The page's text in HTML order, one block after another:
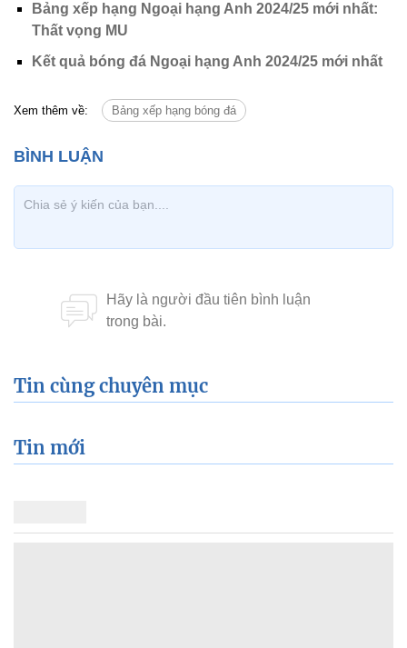
Bảng xếp hạng Ngoại hạng Anh 2024/25 mới nhất:
Thất vọng MU
Kết quả bóng đá Ngoại hạng Anh 2024/25 mới nhất
Xem thêm về: Bảng xếp hạng bóng đá
Tin cùng chuyên mục
Tin mới